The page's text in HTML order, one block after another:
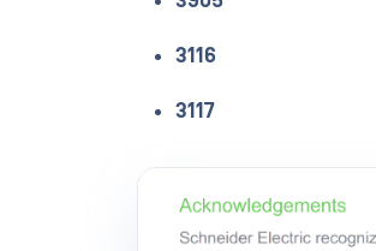
3116
3117